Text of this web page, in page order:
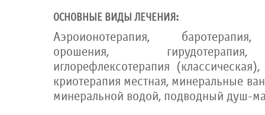
ОСНОВНЫЕ ВИДЫ ЛЕЧЕНИЯ:
Аэроионотерапия, баротерапия,
орошения, гирудотерапия,
иглорефлексотерапия
криотерапия местная, минеральные
минеральной водой, подводный душ-